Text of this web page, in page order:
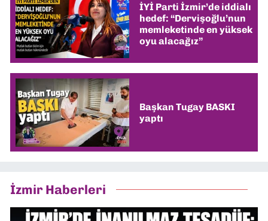
İYİ Parti İzmir’de iddialı
hedef: “Dervişoğlu’nun
memleketinde en yüksek
oyu alacağız”
Başkan Tugay BASKI
yaptı
İzmir Haberleri